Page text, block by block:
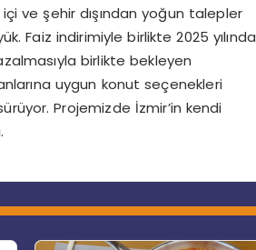
ve şehir dışından yoğun talepler
Faiz indirimiyle birlikte 2025 yılında
birlikte bekleyen
uygun konut seçenekleri
Projemizde İzmir’in kendi